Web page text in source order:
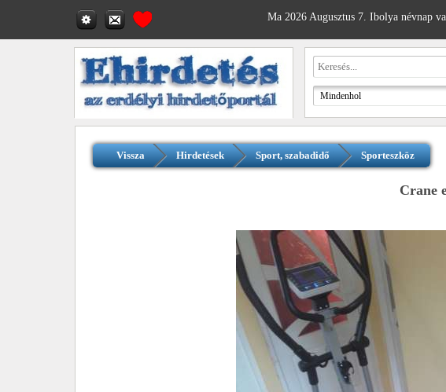
Ma 2026 Augusztus 7. Ibolya névnap
Vissza Hirdetések Sport, szabadidő Sporteszköz
Crane